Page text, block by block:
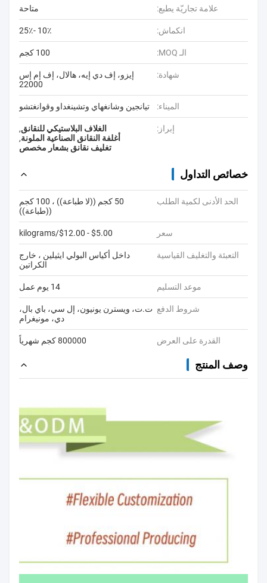
علامة تجاريّة يطبع: متاحة
انكماش: 10٪ -25٪
الـ MOQ: 100 كجم
شهادة:
إيزو، إف دي إيه، هالال، إف إم إس
22000
الميناء: تيانجين وشانغهاي وتشينغداو وقوانغتشو
إبراز: الغلاف البلاستيكي للنقانق,
أغلفة النقانق الصناعية الملونة,
تغليف نقانق بشعار مخصص
خصائص التداول
الحد الأدنى لكمية الطلب
50 كجم ((لا طباعة)) ، 100 كجم
((طباعة))
سعر $5.00 - $12.00/kilograms
التعبئة والتغليف القياسية
داخل أكياس البولي ايثيلين ، خارج
الكراتين
موعد التسليم 14 يوم عمل
شروط الدفع ت.ت، ويسترن يونيون، إل سي، باي بال،
دي، مونيغرام
القدرة على العرض 800000 كجم شهرياً
وصف المنتج